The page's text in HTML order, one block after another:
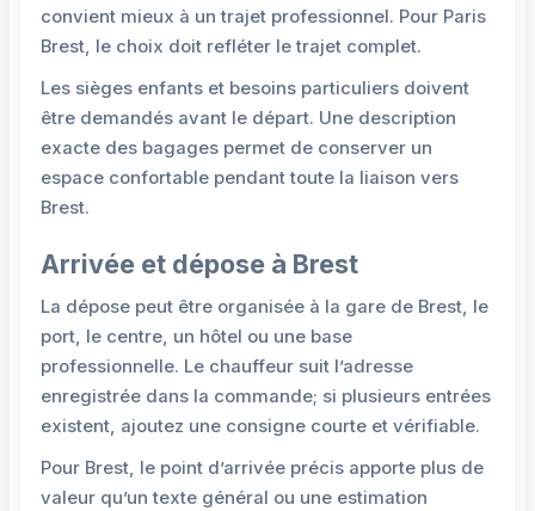
convient mieux à un trajet professionnel. Pour Paris
Brest, le choix doit refléter le trajet complet.
Les sièges enfants et besoins particuliers doivent
être demandés avant le départ. Une description
exacte des bagages permet de conserver un
espace confortable pendant toute la liaison vers
Brest.
Arrivée et dépose à Brest
La dépose peut être organisée à la gare de Brest, le
port, le centre, un hôtel ou une base
professionnelle. Le chauffeur suit l’adresse
enregistrée dans la commande; si plusieurs entrées
existent, ajoutez une consigne courte et vérifiable.
Pour Brest, le point d’arrivée précis apporte plus de
valeur qu’un texte général ou une estimation